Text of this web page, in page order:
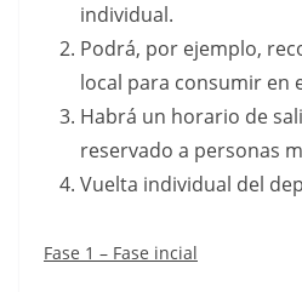
individual.
Podrá, por ejemplo,
local para consumir en
Habrá un horario de
reservado a personas
Vuelta individual del
Fase 1 – Fase incial